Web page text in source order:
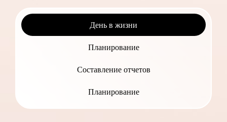
День в жизни
Планирование
Составление отчетов
Планирование